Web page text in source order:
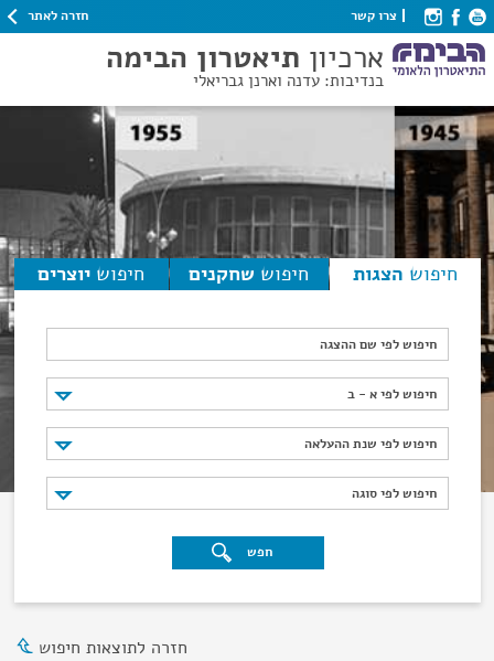
צרו קשר חזרה לאתר
ארכיון תיאטרון הבימה
בנדיבות: עדנה וארנן גבריאלי
חיפוש הצגות חיפוש שחקנים חיפוש יוצרים
חיפוש לפי שם ההצגה
חיפוש לפי א - ב
חיפוש לפי א - ב
חיפוש לפי שנת ההעלאה
חיפוש לפי שנת ההעלאה
חיפוש לפי סוגה
חיפוש לפי סוגה
חפש
חזרה לתוצאות חיפוש